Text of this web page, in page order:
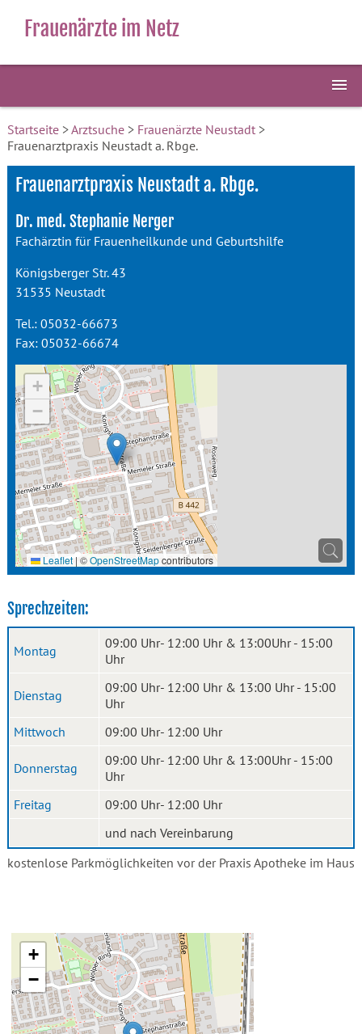
Frauenärzte im Netz
Startseite>Arztsuche> Frauenärzte Neustadt>
Frauenarztpraxis Neustadt a. Rbge.
Frauenarztpraxis Neustadt a. Rbge.
Dr. med. Stephanie Nerger
Fachärztin für Frauenheilkunde und Geburtshilfe
Königsberger Str. 43
31535 Neustadt
Tel.: 05032-66673
Fax: 05032-66674
+
−
Leaflet | ©OpenStreetMapcontributors
Sprechzeiten:
Montag
09:00 Uhr- 12:00 Uhr & 13:00Uhr - 15:00
Uhr
Dienstag
09:00 Uhr- 12:00 Uhr & 13:00 Uhr - 15:00
Uhr
Mittwoch
09:00 Uhr- 12:00 Uhr
Donnerstag
09:00 Uhr- 12:00 Uhr & 13:00Uhr - 15:00
Uhr
Freitag
09:00 Uhr- 12:00 Uhr
und nach Vereinbarung
kostenlose Parkmöglichkeiten vor der Praxis Apotheke im Haus
+
−